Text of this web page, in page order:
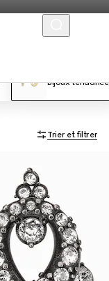
Bijoux tendance
Trier et filtrer